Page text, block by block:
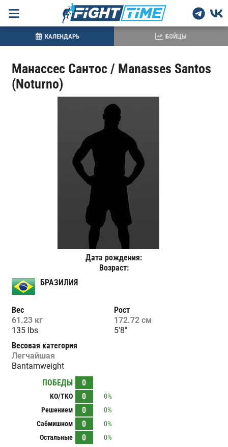
Манассес Сантос / Manasses Santos
(Noturno)
Дата рождения:
Возраст:
БРАЗИЛИЯ
Вес
61.23 кг
135 lbs
Рост
172.72 см
5'8"
Весовая категория
Легчайшая
Bantamweight
ПОБЕДЫ
0
KO/TKO 0
0%
Решением
0
0%
Сабмишном
0
0%
Остальные
0 0%
КАЛЕНДАРЬ БОЙЦЫ